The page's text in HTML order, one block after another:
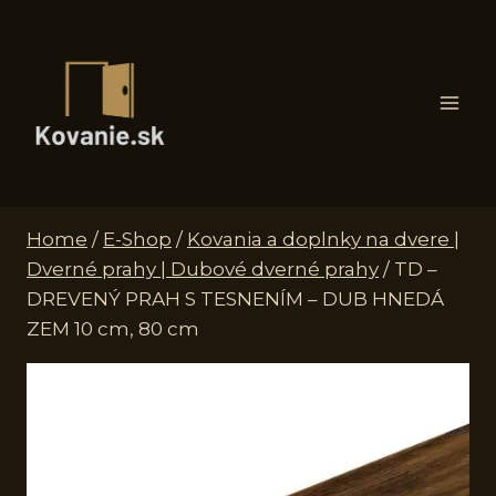
Home / E-Shop / Kovania a doplnky na dvere |
Dverné prahy | Dubové dverné prahy / TD –
DREVENÝ PRAH S TESNENÍM – DUB HNEDÁ
ZEM 10 cm, 80 cm